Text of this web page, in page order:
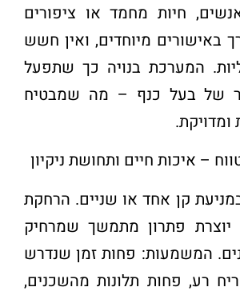
חיות מחמד או ציפורים
באישורים מיוחדים, ואין חשש
המערכת בנויה כך שתפעל
של בעל כנף – מה שמבטיח
.
– איכות חיים ותחושת ניקיון
קן אחד או שניים. הרחקת
יוצרת פתרון מתמשך שמרחיק
המשמעות: פחות זמן שנדרש
ריח רע, פחות תלונות מהשכנים,